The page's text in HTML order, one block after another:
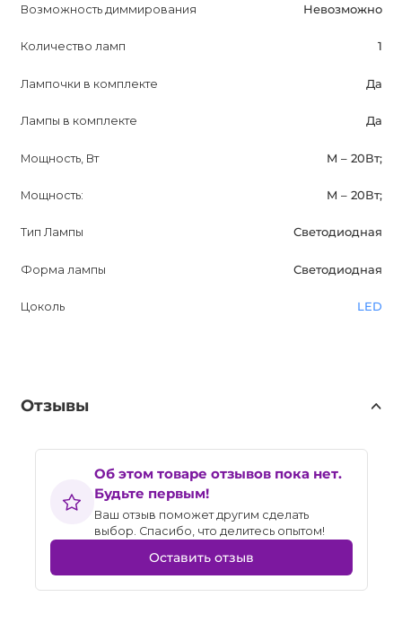
Возможность диммирования Невозможно
Количество ламп 1
Лампочки в комплекте Да
Лампы в комплекте Да
Мощность, Вт M – 20Вт;
Мощность: M – 20Вт;
Тип Лампы Светодиодная
Форма лампы Светодиодная
Цоколь LED
Отзывы
Об этом товаре отзывов пока нет.
Будьте первым!
Ваш отзыв поможет другим сделать
выбор. Спасибо, что делитесь опытом!
Оставить отзыв